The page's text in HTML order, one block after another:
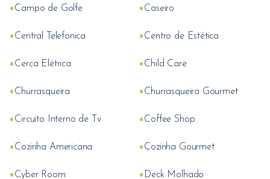
•Campo de Golfe •Caseiro
•Central Telefonica •Centro de Estética
•Cerca Elétrica •Child Care
•Churrasqueira •Churrasqueira Gourmet
•Circuito Interno de Tv •Coffee Shop
•Cozinha Americana •Cozinha Gourmet
•Cyber Room • Deck Molhado